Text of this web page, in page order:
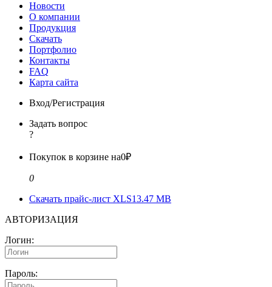
Новости
О компании
Продукция
Скачать
Портфолио
Контакты
FAQ
Карта сайта
Вход/Регистрация
Задать вопрос
?
Покупок в корзине на0₽
0
Скачать прайс-лист XLS13.47 MB
АВТОРИЗАЦИЯ
Логин:
Пароль: